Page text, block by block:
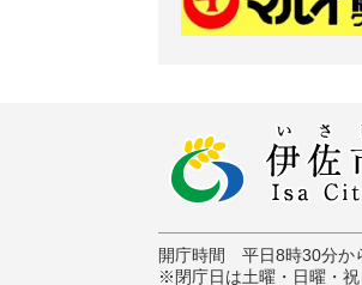
開庁時間 平日8時30分か
※閉庁日は土曜・日曜・祝